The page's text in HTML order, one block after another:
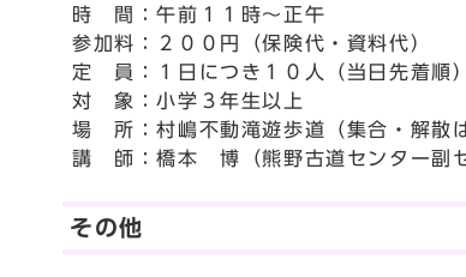
時 間：午前１１時～正午
参加料：２００円（保険代・資料代）
定 員：１日につき１０人（当日先着順）
対 象：小学３年生以上
場 所：村嶋不動滝遊歩道（集合・解散
講 師：橋本 博（熊野古道センター副セ
その他